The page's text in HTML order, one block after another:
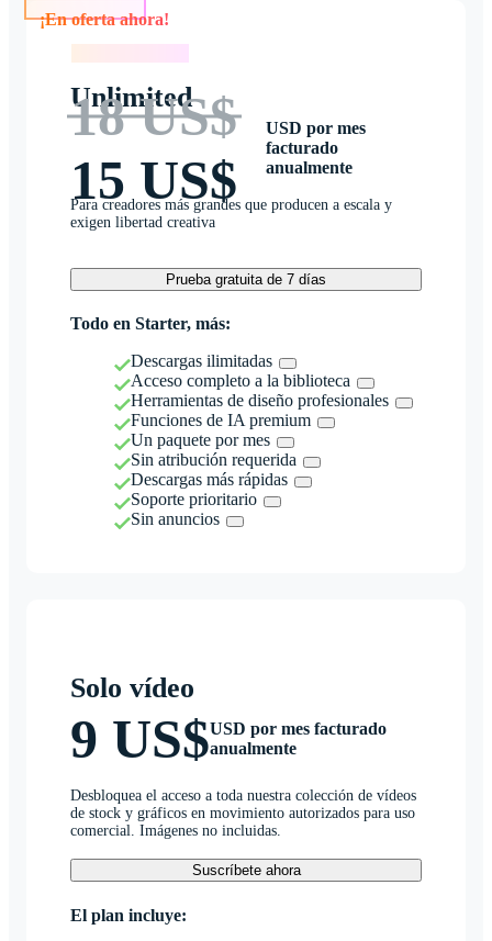
Unlimited
18 US$
15 US$
USD por mes
facturado
anualmente
Para creadores más grandes que producen a escala y
exigen libertad creativa
Prueba gratuita de 7 días
Todo en Starter, más:
Descargas ilimitadas
Acceso completo a la biblioteca
Herramientas de diseño profesionales
Funciones de IA premium
Un paquete por mes
Sin atribución requerida
Descargas más rápidas
Soporte prioritario
Sin anuncios
Solo vídeo
9 US$USD por mes facturado
anualmente
Desbloquea el acceso a toda nuestra colección de vídeos
de stock y gráficos en movimiento autorizados para uso
comercial. Imágenes no incluidas.
Suscríbete ahora
El plan incluye: